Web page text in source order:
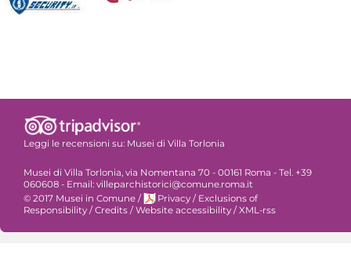
Leggi le recensioni su: Musei di Villa Torlonia
Musei di Villa Torlonia, via Nomentana 70 - 00161 Roma - Tel. +39
060608 - Email: villeparchistorici@comune.roma.it
© 2017 Musei in Comune / Privacy / Exclusions of
Responsibility / Credits / Website accessibility / XML-rss